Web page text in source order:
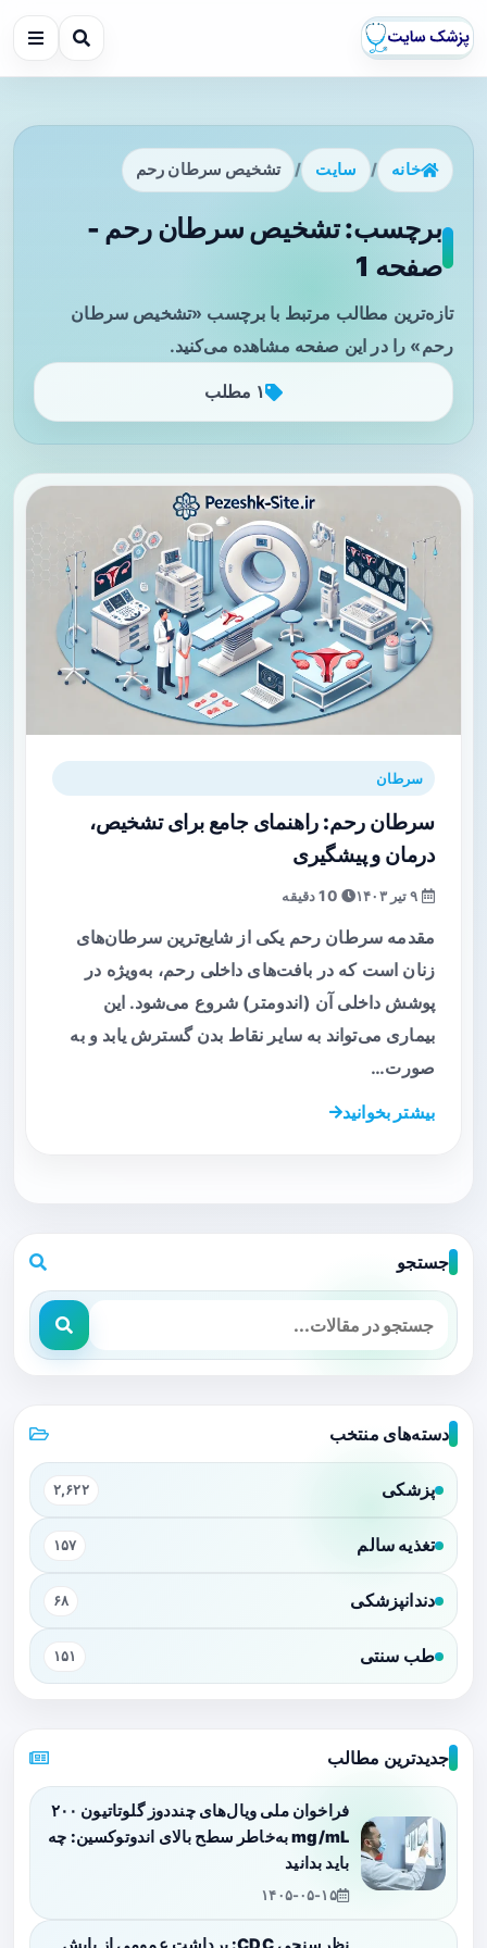
خانه / سایت / تشخیص سرطان رحم
برچسب: تشخیص سرطان رحم -
صفحه 1
تازه‌ترین مطالب مرتبط با برچسب «تشخیص سرطان
رحم» را در این صفحه مشاهده می‌کنید.
۱ مطلب
سرطان
سرطان رحم: راهنمای جامع برای تشخیص،
درمان و پیشگیری
مقدمه سرطان رحم یکی از شایع‌ترین سرطان‌های
زنان است که در بافت‌های داخلی رحم، به‌ویژه در
پوشش داخلی آن (اندومتر) شروع می‌شود. این
بیماری می‌تواند به سایر نقاط بدن گسترش یابد و به
صورت…
بیشتر بخوانید
جستجو
دسته‌های منتخب
پزشکی ۲,۶۲۲
تغذیه سالم ۱۵۷
دندانپزشکی ۶۸
طب سنتی ۱۵۱
جدیدترین مطالب
فراخوان ملی ویال‌های چنددوز گلوتاتیون ۲۰۰
mg/mL به‌خاطر سطح بالای اندوتوکسین: چه
باید بدانید
۱۴۰۵-۰۵-۱۵